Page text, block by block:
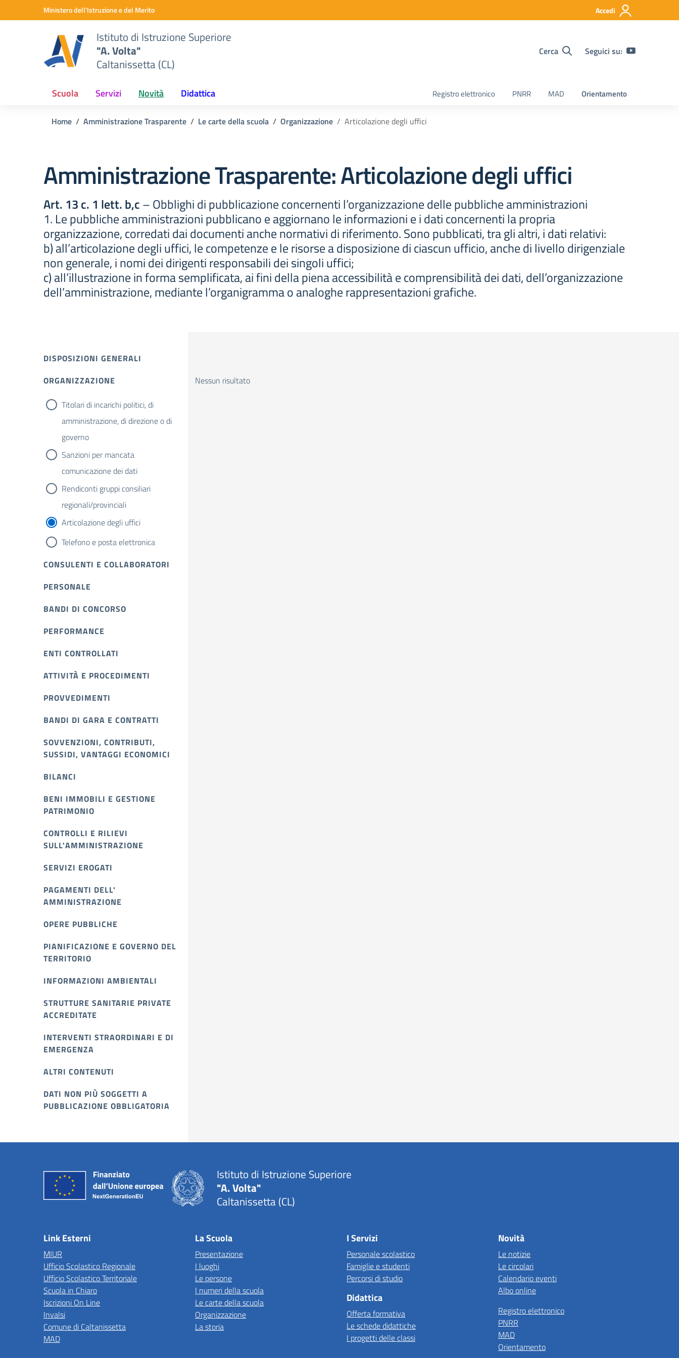
Vai ai contenuti
Vai al menu di navigazioneMinistero dell'Istruzione e del Merito Accedi
Istituto di Istruzione Superiore
"A. Volta"
Caltanissetta (CL)
Cerca Seguici su:
Scuola Servizi Novità Didattica Registro elettronico PNRR MAD Orientamento
Home Amministrazione Trasparente Le carte della scuola Organizzazione Articolazione degli uffici
Amministrazione Trasparente:Articolazione degli uffici
Art. 13 c. 1 lett. b,c– Obblighi di pubblicazione concernenti l’organizzazione delle pubbliche amministrazioni
1. Le pubbliche amministrazioni pubblicano e aggiornano le informazioni e i dati concernenti la propria
organizzazione, corredati dai documenti anche normativi di riferimento. Sono pubblicati, tra gli altri, i dati relativi:
b) all’articolazione degli uffici, le competenze e le risorse a disposizione di ciascun ufficio, anche di livello dirigenziale
non generale, i nomi dei dirigenti responsabili dei singoli uffici;
c) all’illustrazione in forma semplificata, ai fini della piena accessibilità e comprensibilità dei dati, dell’organizzazione
dell’amministrazione, mediante l’organigramma o analoghe rappresentazioni grafiche.
DISPOSIZIONI GENERALI
ORGANIZZAZIONE
Titolari di incarichi politici, di
amministrazione, di direzione o di
governo
Sanzioni per mancata
comunicazione dei dati
Rendiconti gruppi consiliari
regionali/provinciali
Articolazione degli uffici
Telefono e posta elettronica
CONSULENTI E COLLABORATORI
PERSONALE
BANDI DI CONCORSO
PERFORMANCE
ENTI CONTROLLATI
ATTIVITÀ E PROCEDIMENTI
PROVVEDIMENTI
BANDI DI GARA E CONTRATTI
SOVVENZIONI, CONTRIBUTI,
SUSSIDI, VANTAGGI ECONOMICI
BILANCI
BENI IMMOBILI E GESTIONE
PATRIMONIO
CONTROLLI E RILIEVI
SULL'AMMINISTRAZIONE
SERVIZI EROGATI
PAGAMENTI DELL'
AMMINISTRAZIONE
OPERE PUBBLICHE
PIANIFICAZIONE E GOVERNO DEL
TERRITORIO
INFORMAZIONI AMBIENTALI
STRUTTURE SANITARIE PRIVATE
ACCREDITATE
INTERVENTI STRAORDINARI E DI
EMERGENZA
ALTRI CONTENUTI
DATI NON PIÙ SOGGETTI A
PUBBLICAZIONE OBBLIGATORIA
Nessun risultato
Istituto di Istruzione Superiore
"A. Volta"
Caltanissetta (CL)
Link Esterni
MIUR
Ufficio Scolastico Regionale
Ufficio Scolastico Territoriale
Scuola in Chiaro
Iscrizioni On Line
Invalsi
Comune di Caltanissetta
MAD
La Scuola
Presentazione
I luoghi
Le persone
I numeri della scuola
Le carte della scuola
Organizzazione
La storia
I Servizi
Personale scolastico
Famiglie e studenti
Percorsi di studio
Didattica
Offerta formativa
Le schede didattiche
I progetti delle classi
Novità
Le notizie
Le circolari
Calendario eventi
Albo online
Registro elettronico
PNRR
MAD
Orientamento